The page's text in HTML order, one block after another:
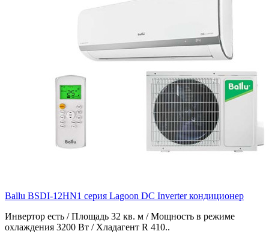
Ballu BSDI-12HN1 серия Lagoon DC Inverter кондиционер
Инвертор есть / Площадь 32 кв. м / Мощность в режиме
охлаждения 3200 Вт / Хладагент R 410..